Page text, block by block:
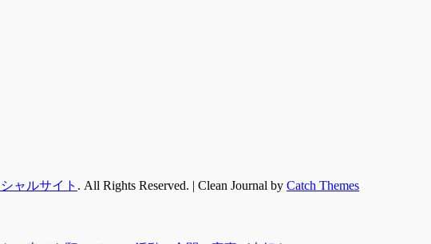
ャルサイト . All Rights Reserved. | Clean Journal by Catch Themes